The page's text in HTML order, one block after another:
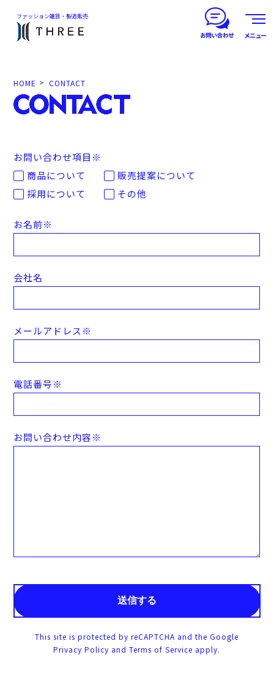
メニュー
ファッション雑貨・製造販売
HOME CONTACT
お問い合わせ項目 ※
商品について
販売提案について
採用について
その他
お名前※
会社名
メールアドレス ※
電話番号※
お問い合わせ内容※
This site is protected by reCAPTCHA and the Google
Privacy Policy andTerms of Service apply.